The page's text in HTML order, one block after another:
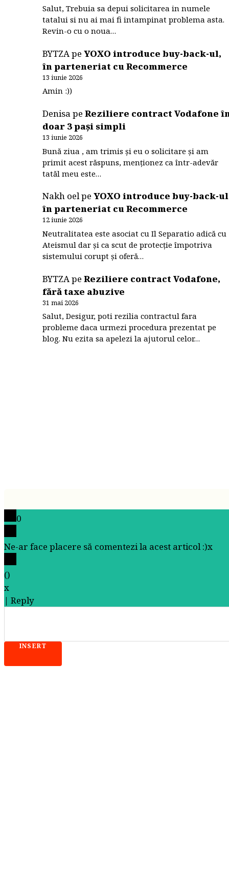
Salut, Trebuia sa depui solicitarea in numele
tatalui si nu ai mai fi intampinat problema asta.
Revin-o cu o noua…
BYTZApeYOXO introduce buy-back-ul,
în parteneriat cu Recommerce
13 iunie 2026
Amin :))
DenisapeReziliere contract Vodafone
doar 3 pași simpli
13 iunie 2026
Bună ziua , am trimis și eu o solicitare și am
primit acest răspuns, menționez ca într-adevăr
tatăl meu este…
Nakh oelpeYOXO introduce buy-back-
în parteneriat cu Recommerce
12 iunie 2026
Neutralitatea este asociat cu Il Separatio adică cu
Ateismul dar și ca scut de protecție împotriva
sistemului corupt și oferă…
BYTZA peReziliere contract Vodafone,
fără taxe abuzive
31 mai 2026
Salut, Desigur, poti rezilia contractul fara
probleme daca urmezi procedura prezentat pe
blog. Nu ezita sa apelezi la ajutorul celor…
0
Ne-ar face placere să comentezi la acest articol :)x
()
x
| Reply
INSERT